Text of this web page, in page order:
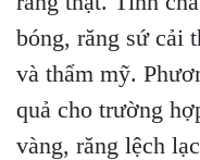
bóng, răng sứ cải
và thẩm mỹ.
quả cho trường
vàng, răng lệch